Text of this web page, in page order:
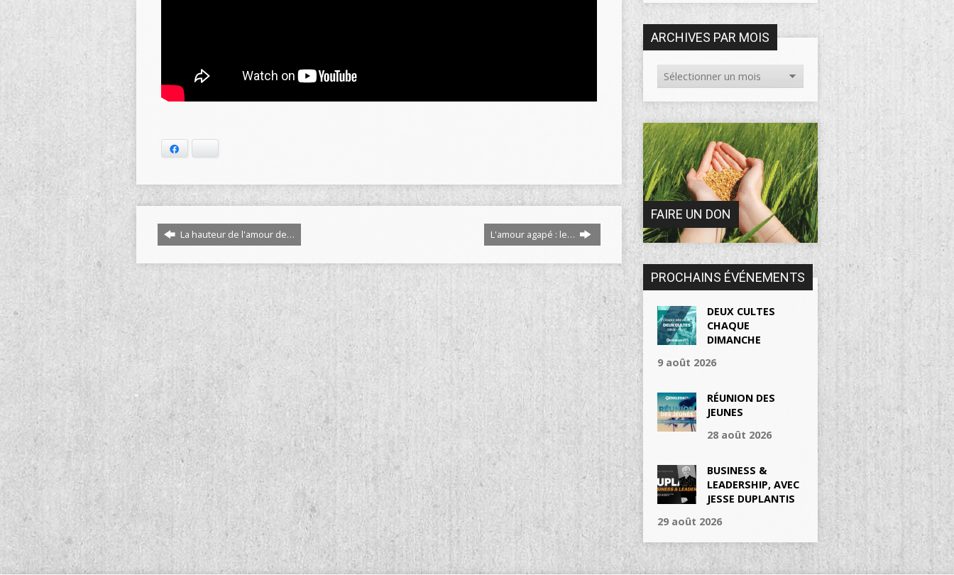
La hauteur de l'amour de… L'amour agapé : le…
ARCHIVES PAR MOIS
FAIRE UN DON
PROCHAINS ÉVÉNEMENTS
DEUX CULTES
CHAQUE
DIMANCHE
9 août 2026
RÉUNION DES
JEUNES
28 août 2026
BUSINESS &
LEADERSHIP, AVEC
JESSE DUPLANTIS
29 août 2026